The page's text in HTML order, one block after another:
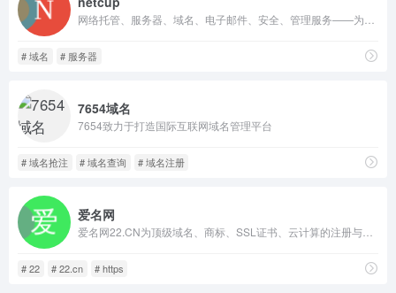
# 域名 # 服务器
7654域名
7654致力于打造国际互联网域名管理平台
# 域名抢注 # 域名查询 # 域名注册
爱名网
# 22 # 22.cn # https